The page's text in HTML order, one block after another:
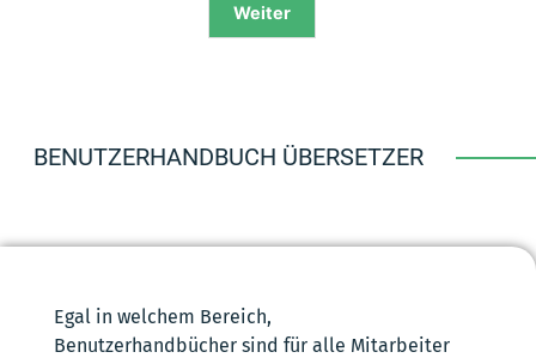
Weiter
BENUTZERHANDBUCH ÜBERSETZER
Egal in welchem Bereich,
Benutzerhandbücher sind für alle Mitarbeiter